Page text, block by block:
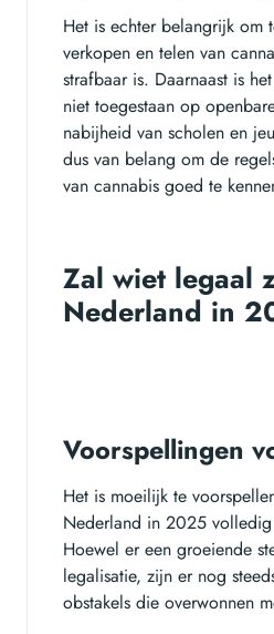
Het is echter belangrijk om
verkopen en telen van
strafbaar is. Daarnaast is
niet toegestaan op
nabijheid van scholen en
dus van belang om de
van cannabis goed te
Zal wiet legaal
Nederland in
Voorspellingen
Het is moeilijk te
Nederland in 2025
Hoewel er een groeiende
legalisatie, zijn er nog
obstakels die overwonnen